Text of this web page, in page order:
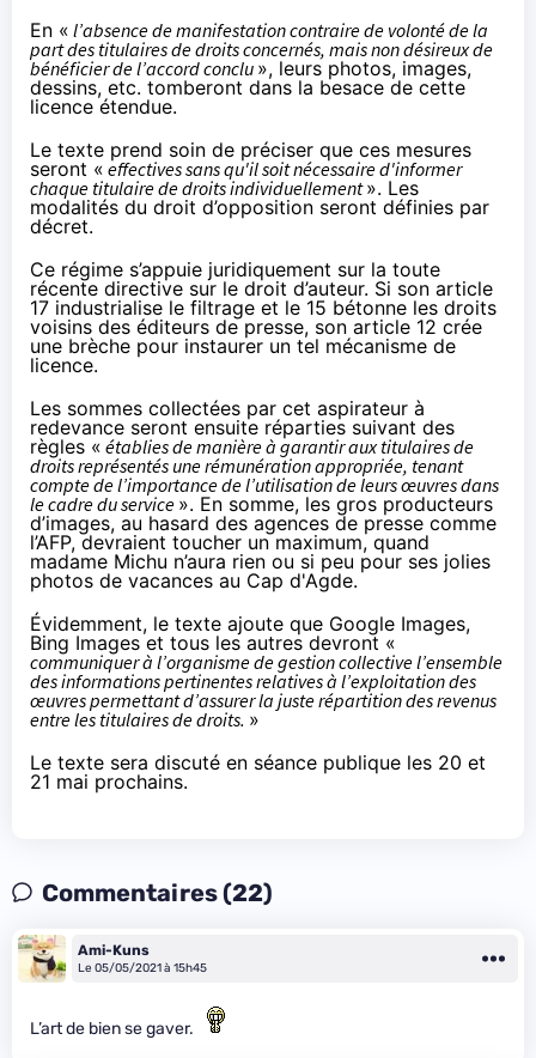
En « l’absence de manifestation contraire de volonté de la
part des titulaires de droits concernés, mais non désireux de
bénéficier de l’accord conclu », leurs photos, images,
dessins, etc. tomberont dans la besace de cette
licence étendue.
Le texte prend soin de préciser que ces mesures
seront « effectives sans qu'il soit nécessaire d'informer
chaque titulaire de droits individuellement». Les
modalités du droit d’opposition seront définies par
décret.
Ce régime s’appuie juridiquement sur la toute
récente directive sur le droit d’auteur. Si son article
17 industrialise le filtrage et le 15 bétonne les droits
voisins des éditeurs de presse, son article 12 crée
une brèche pour instaurer un tel mécanisme de
licence.
Les sommes collectées par cet aspirateur à
redevance seront ensuite réparties suivant des
règles « établies de manière à garantir aux titulaires de
droits représentés une rémunération appropriée, tenant
compte de l’importance de l’utilisation de leurs œuvres dans
le cadre du service ». En somme, les gros producteurs
d’images, au hasard des agences de presse comme
l’AFP, devraient toucher un maximum, quand
madame Michu n’aura rien ou si peu pour ses jolies
photos de vacances au Cap d'Agde.
Évidemment, le texte ajoute que Google Images,
Bing Images et tous les autres devront «
communiquer à l’organisme de gestion collective l’ensemble
des informations pertinentes relatives à l’exploitation des
œuvres permettant d’assurer la juste répartition des revenus
entre les titulaires de droits. »
Le texte sera discuté en séance publique les 20 et
21 mai prochains.
Commentaires (22)
Ami-Kuns
Le 05/05/2021 à 15h45
L’art de bien se gaver.